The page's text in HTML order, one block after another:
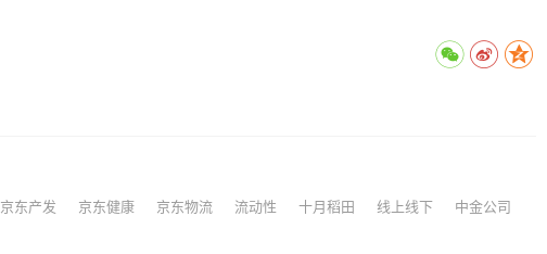
京东产发 京东健康 京东物流 流动性 十月稻田 线上线下
中金公司